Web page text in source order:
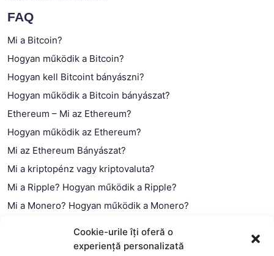
Cookie-urile îți oferă o
experiență personalizată
FAQ
Mi a Bitcoin?
Hogyan működik a Bitcoin?
Hogyan kell Bitcoint bányászni?
Hogyan működik a Bitcoin bányászat?
Ethereum – Mi az Ethereum?
Hogyan működik az Ethereum?
Mi az Ethereum Bányászat?
Mi a kriptopénz vagy kriptovaluta?
Mi a Ripple? Hogyan működik a Ripple?
Mi a Monero? Hogyan működik a Monero?
Mi a blokklánc (technológia)?